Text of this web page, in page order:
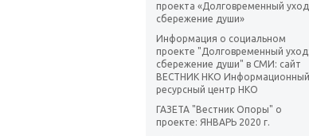
проекта «Долговременный
сбережение души»
Информация о социальном
проекте "Долговременный уход:
сбережение души" в СМИ: сайт
ВЕСТНИК НКО Информационный
ресурсный центр НКО
ГАЗЕТА "Вестник Опоры" о
проекте: ЯНВАРЬ 2020 г.